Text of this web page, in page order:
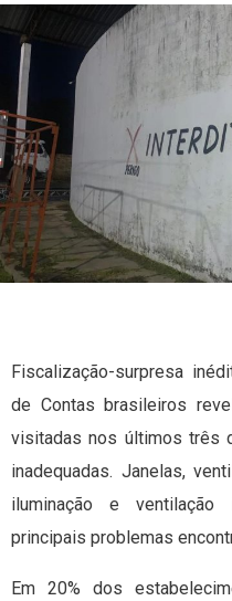
Fiscalização-surpresa
de Contas brasileiros
visitadas nos últimos três
inadequadas. Janelas,
iluminação e
principais problemas
Em 20% dos